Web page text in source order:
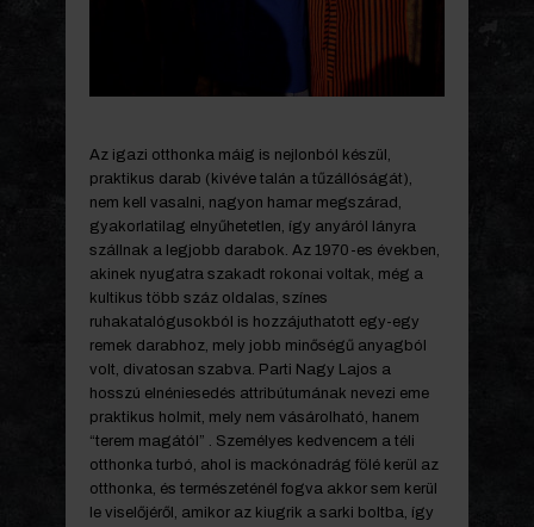
Az igazi otthonka máig is nejlonból készül,
praktikus darab (kivéve talán a tűzállóságát),
nem kell vasalni, nagyon hamar megszárad,
gyakorlatilag elnyűhetetlen, így anyáról lányra
szállnak a legjobb darabok. Az 1970-es években,
akinek nyugatra szakadt rokonai voltak, még a
kultikus több száz oldalas, színes
ruhakatalógusokból is hozzájuthatott egy-egy
remek darabhoz, mely jobb minőségű anyagból
volt, divatosan szabva. Parti Nagy Lajos a
hosszú elnéniesedés attribútumának nevezi eme
praktikus holmit, mely nem vásárolható, hanem
“terem magától” . Személyes kedvencem a téli
otthonka turbó, ahol is mackónadrág fölé kerül az
otthonka, és természeténél fogva akkor sem kerül
le viselőjéről, amikor az kiugrik a sarki boltba, így